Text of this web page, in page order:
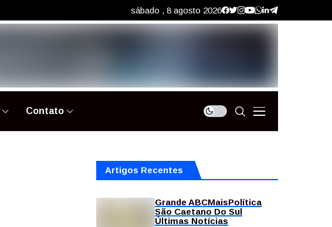
sábado , 8 agosto 2026
Contato
Artigos Recentes
Grande ABCMaisPolítica
São Caetano Do Sul
Últimas Notícias